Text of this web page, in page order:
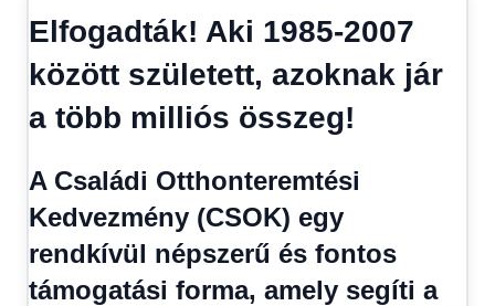
hírek,
Hírek,
Hírek
Hitel
fórum
Elfogadták! Aki 1985-2007
között született, azoknak jár
a több milliós összeg!
A Családi Otthonteremtési
Kedvezmény (CSOK) egy
rendkívül népszerű és fontos
támogatási forma, amely segíti a